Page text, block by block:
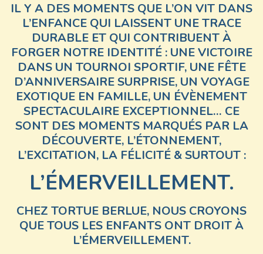
IL Y A DES MOMENTS QUE L’ON VIT DANS
L’ENFANCE QUI LAISSENT UNETRACE
DURABLE ET QUI CONTRIBUENT À
FORGER NOTRE IDENTITÉ : UNE VICTOIRE
DANS UN TOURNOI SPORTIF, UNE FÊTE
D’ANNIVERSAIRE SURPRISE, UN VOYAGE
EXOTIQUE EN FAMILLE, UN ÉVÈNEMENT
SPECTACULAIRE EXCEPTIONNEL… CE
SONT DES MOMENTS MARQUÉS PAR LA
DÉCOUVERTE, L’ÉTONNEMENT,
L’EXCITATION, LA FÉLICITÉ & SURTOUT :
L’ÉMERVEILLEMENT.
CHEZ TORTUE BERLUE, NOUS CROYONS
QUETOUS LES ENFANTS ONT DROIT À
L’ÉMERVEILLEMENT.